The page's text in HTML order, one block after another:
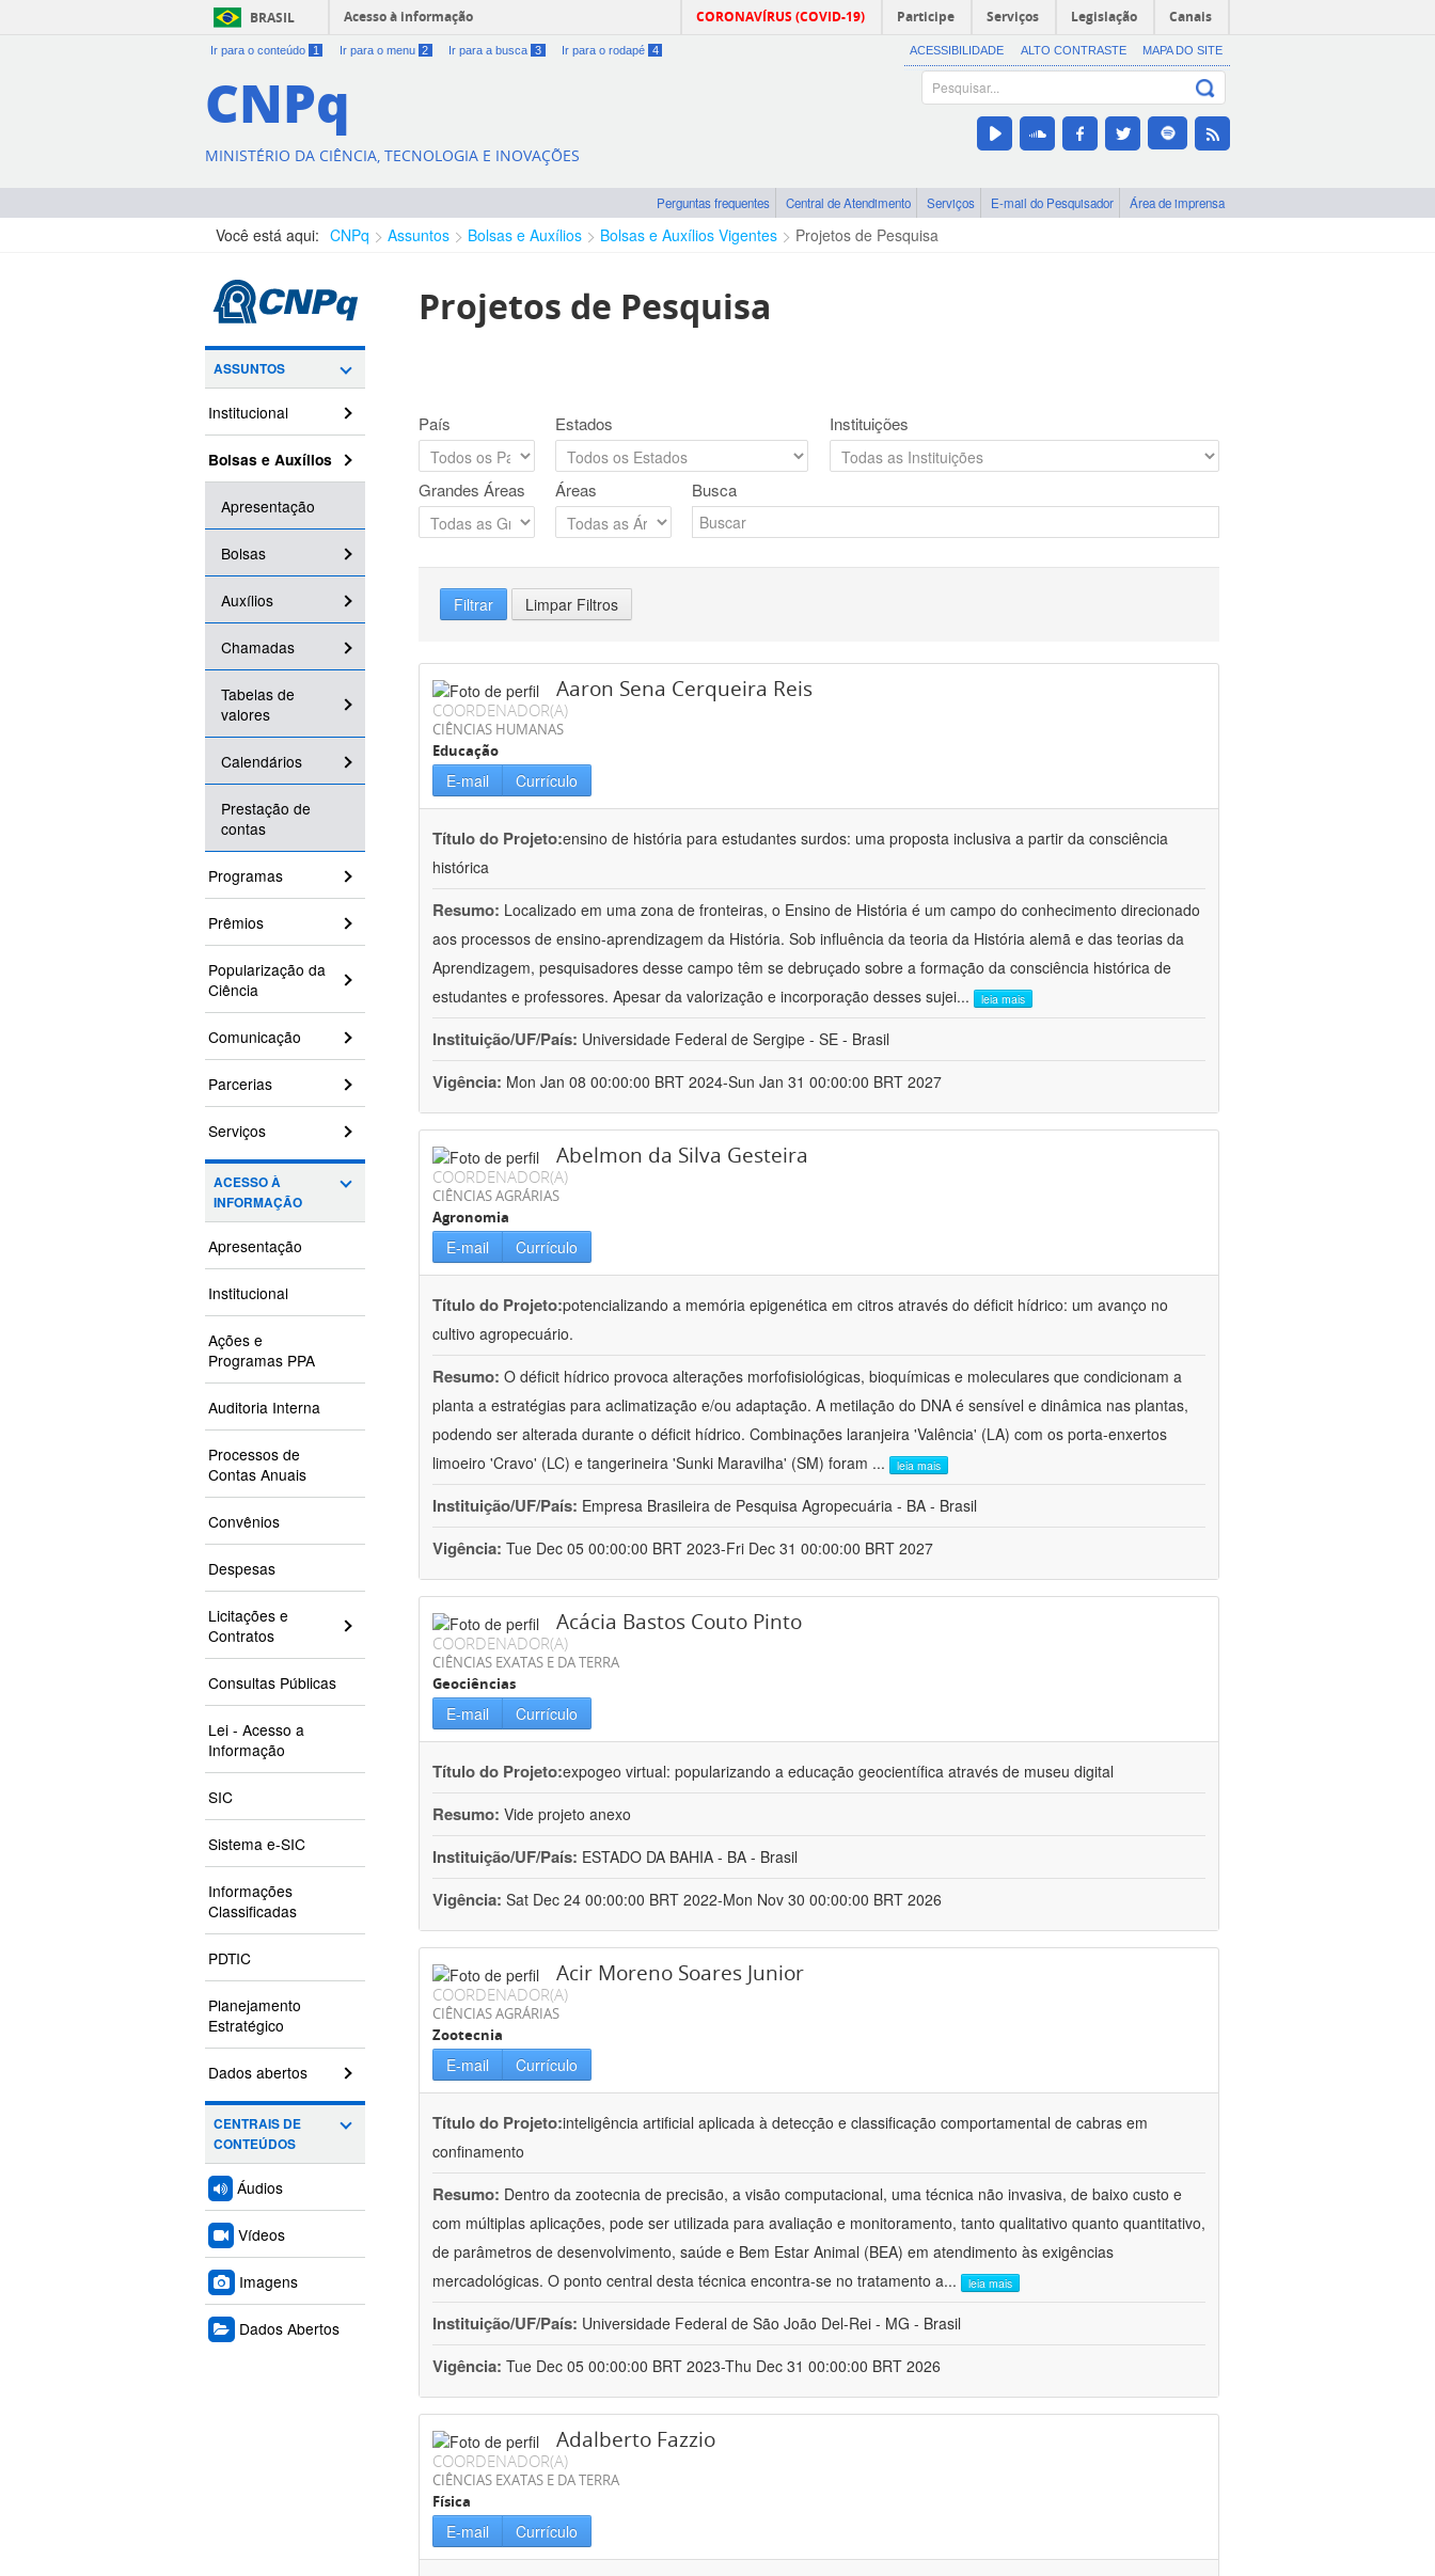
BRASIL Acesso à informação CORONAVÍRUS (COVID-19) Participe Serviços Legislação Canais
Ir para o conteúdo 1 Ir para o menu 2 Ir para a busca 3 Ir para o rodapé 4 ACESSIBILIDADE ALTO CONTRASTE MAPA DO SITE
CNPq
MINISTÉRIO DA CIÊNCIA, TECNOLOGIA E INOVAÇÕES
Perguntas frequentes Central de Atendimento Serviços E-mail do Pesquisador Área de imprensa
Você está aqui: CNPq Assuntos Bolsas e Auxílios Bolsas e Auxílios Vigentes Projetos de Pesquisa
ASSUNTOS
Institucional
Bolsas e Auxílios
Apresentação
Bolsas
Auxílios
Chamadas
Tabelas de
valores
Calendários
Prestação de
contas
Programas
Prêmios
Popularização da
Ciência
Comunicação
Parcerias
Serviços
ACESSO À
INFORMAÇÃO
Apresentação
Institucional
Ações e
Programas PPA
Auditoria Interna
Processos de
Contas Anuais
Convênios
Despesas
Licitações e
Contratos
Consultas Públicas
Lei - Acesso a
Informação
SIC
Sistema e-SIC
Informações
Classificadas
PDTIC
Planejamento
Estratégico
Dados abertos
CENTRAIS DE
CONTEÚDOS
Áudios
Vídeos
Imagens
Dados Abertos
Projetos de Pesquisa
País Estados Instituições
Grandes Áreas Áreas Busca
Filtrar Limpar Filtros
Aaron Sena Cerqueira Reis
COORDENADOR(A)
CIÊNCIAS HUMANAS
Educação
E-mail Currículo
Título do Projeto:ensino de história para estudantes surdos: uma proposta inclusiva a partir da consciência
histórica
Resumo: Localizado em uma zona de fronteiras, o Ensino de História é um campo do conhecimento direcionado
aos processos de ensino-aprendizagem da História. Sob influência da teoria da História alemã e das teorias da
Aprendizagem, pesquisadores desse campo têm se debruçado sobre a formação da consciência histórica de
estudantes e professores. Apesar da valorização e incorporação desses sujei... leia mais
Instituição/UF/País: Universidade Federal de Sergipe - SE - Brasil
Vigência: Mon Jan 08 00:00:00 BRT 2024-Sun Jan 31 00:00:00 BRT 2027
Abelmon da Silva Gesteira
COORDENADOR(A)
CIÊNCIAS AGRÁRIAS
Agronomia
E-mail Currículo
Título do Projeto:potencializando a memória epigenética em citros através do déficit hídrico: um avanço no
cultivo agropecuário.
Resumo: O déficit hídrico provoca alterações morfofisiológicas, bioquímicas e moleculares que condicionam a
planta a estratégias para aclimatização e/ou adaptação. A metilação do DNA é sensível e dinâmica nas plantas,
podendo ser alterada durante o déficit hídrico. Combinações laranjeira 'Valência' (LA) com os porta-enxertos
limoeiro 'Cravo' (LC) e tangerineira 'Sunki Maravilha' (SM) foram ... leia mais
Instituição/UF/País: Empresa Brasileira de Pesquisa Agropecuária - BA - Brasil
Vigência: Tue Dec 05 00:00:00 BRT 2023-Fri Dec 31 00:00:00 BRT 2027
Acácia Bastos Couto Pinto
COORDENADOR(A)
CIÊNCIAS EXATAS E DA TERRA
Geociências
E-mail Currículo
Título do Projeto:expogeo virtual: popularizando a educação geocientífica através de museu digital
Resumo: Vide projeto anexo
Instituição/UF/País: ESTADO DA BAHIA - BA - Brasil
Vigência: Sat Dec 24 00:00:00 BRT 2022-Mon Nov 30 00:00:00 BRT 2026
Acir Moreno Soares Junior
COORDENADOR(A)
CIÊNCIAS AGRÁRIAS
Zootecnia
E-mail Currículo
Título do Projeto:inteligência artificial aplicada à detecção e classificação comportamental de cabras em
confinamento
Resumo: Dentro da zootecnia de precisão, a visão computacional, uma técnica não invasiva, de baixo custo e
com múltiplas aplicações, pode ser utilizada para avaliação e monitoramento, tanto qualitativo quanto quantitativo,
de parâmetros de desenvolvimento, saúde e Bem Estar Animal (BEA) em atendimento às exigências
mercadológicas. O ponto central desta técnica encontra-se no tratamento a... leia mais
Instituição/UF/País: Universidade Federal de São João Del-Rei - MG - Brasil
Vigência: Tue Dec 05 00:00:00 BRT 2023-Thu Dec 31 00:00:00 BRT 2026
Adalberto Fazzio
COORDENADOR(A)
CIÊNCIAS EXATAS E DA TERRA
Física
E-mail Currículo